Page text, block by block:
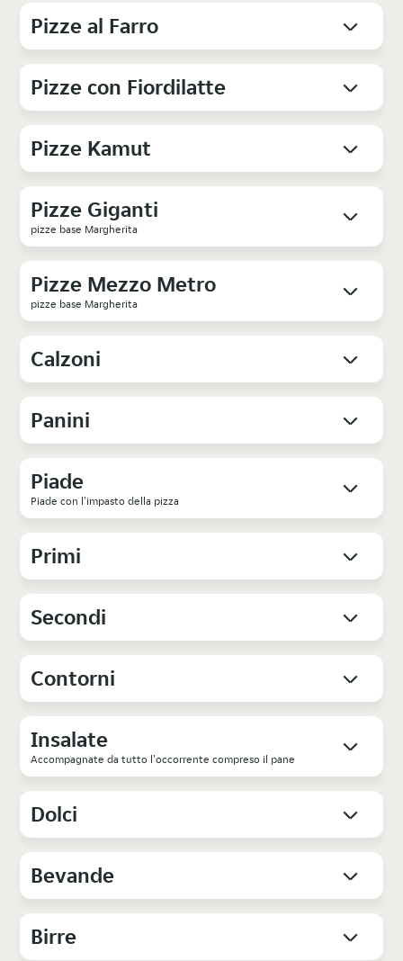
Pizze al Farro
Pizze con Fiordilatte
Pizze Kamut
Pizze Giganti
pizze base Margherita
Pizze Mezzo Metro
pizze base Margherita
Calzoni
Panini
Piade
Piade con l'impasto della pizza
Primi
Secondi
Contorni
Insalate
Accompagnate da tutto l'occorrente compreso il pane
Dolci
Bevande
Birre